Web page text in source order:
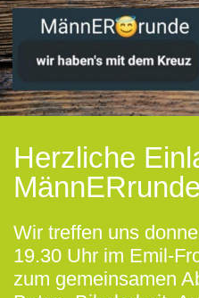
Herzliche
MännERrunde
Wir treffen uns
19.30 Uhr im Emil-
zum gemeinsamen